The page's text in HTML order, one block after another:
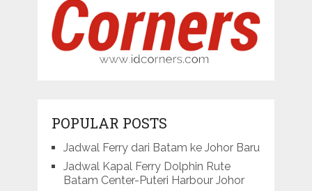
POPULAR POSTS
Jadwal Ferry dari Batam ke Johor Baru
Jadwal Kapal Ferry Dolphin Rute
Batam Center-Puteri Harbour Johor